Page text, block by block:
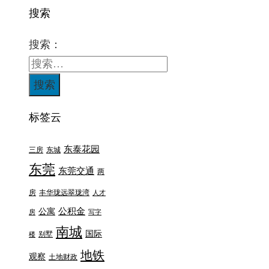
搜索
搜索：
标签云
三房 东城 东泰花园
东莞 东莞交通 两
房 丰华珑远翠珑湾 人才
房 公寓 公积金 写字
楼 别墅 南城 国际
观察 土地财政 地铁